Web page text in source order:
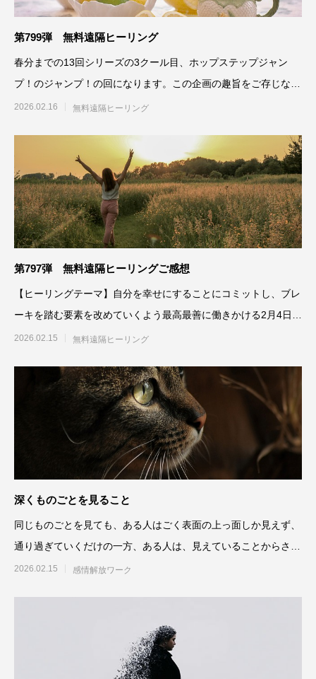
第799弾 無料遠隔ヒーリング
春分までの13回シリーズの3クール目、ホップステップジャン
プ！のジャンプ！の回になります。この企画の趣旨をご存じない
方は、こちらを
2026.02.16 無料遠隔ヒーリング
第797弾 無料遠隔ヒーリングご感想
【ヒーリングテーマ】自分を幸せにすることにコミットし、ブレ
ーキを踏む要素を改めていくよう最高最善に働きかける2月4日実
施＊＊＊＊
2026.02.15 無料遠隔ヒーリング
深くものごとを見ること
同じものごとを見ても、ある人はごく表面の上っ面しか見えず、
通り過ぎていくだけの一方、ある人は、見えていることからさら
にその奥の奥まで深く見
2026.02.15 感情解放ワーク